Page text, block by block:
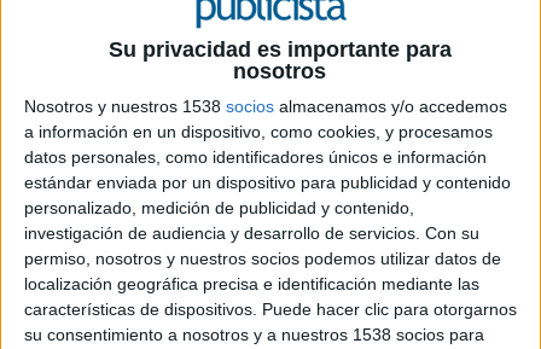
Su privacidad es importante para
nosotros
Nosotros y nuestros 1538 socios almacenamos y/o accedemos
a información en un dispositivo, como cookies, y procesamos
datos personales, como identificadores únicos e información
estándar enviada por un dispositivo para publicidad y contenido
personalizado, medición de publicidad y contenido,
investigación de audiencia y desarrollo de servicios. Con su
permiso, nosotros y nuestros socios podemos utilizar datos de
localización geográfica precisa e identificación mediante las
características de dispositivos. Puede hacer clic para otorgarnos
su consentimiento a nosotros y a nuestros 1538 socios para
Marca: LaLiga 1|2|3
Contactos del anunciante: Enrique Moreno,
Anastasia Llorens, Juan Girón
Agencia: McCann Madrid
Directora general creativa: Mónica Moro